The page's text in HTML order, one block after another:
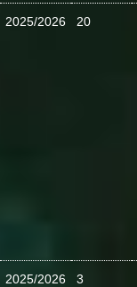
2025/2026 20
2025/2026 3